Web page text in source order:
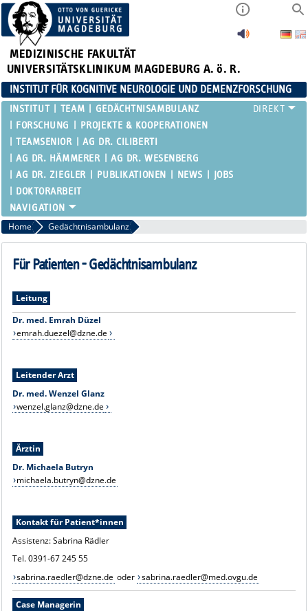
MEDIZINISCHE FAKULTÄT
UNIVERSITÄTSKLINIKUM MAGDEBURG A. ö. R.
INSTITUT FÜR KOGNITIVE NEUROLOGIE UND DEMENZFORSCHUNG
INSTITUT TEAM
GEDÄCHTNISAMBULANZ
FORSCHUNG
PROJEKTE & KOOPERATIONEN
TEAMSENIOR
AG DR. CILIBERTI
AG DR. HÄMMERER
AG DR. WESENBERG
AG DR. ZIEGLER
PUBLIKATIONEN NEWS
JOBS
DOKTORARBEIT
Home Gedächtnisambulanz
Für Patienten - Gedächtnisambulanz
Leitung
Dr. med. Emrah Düzel
emrah.duezel@dzne.de
Leitender Arzt
Dr. med. Wenzel Glanz
wenzel.glanz@dzne.de
Ärztin
Dr. Michaela Butryn
michaela.butryn@dzne.de
Kontakt für Patient*innen
Assistenz: Sabrina Rädler
Tel. 0391-67 245 55
sabrina.raedler@dzne.de oder sabrina.raedler@med.ovgu.de
Case Managerin